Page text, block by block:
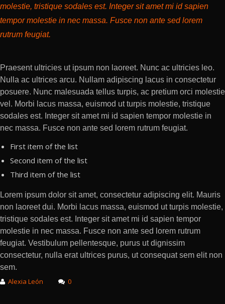
molestie, tristique sodales est. Integer sit amet mi id sapien
tempor molestie in nec massa. Fusce non ante sed lorem
rutrum feugiat.
Praesent ultricies ut ipsum non laoreet. Nunc ac ultricies leo.
Nulla ac ultrices arcu. Nullam adipiscing lacus in consectetur
posuere. Nunc malesuada tellus turpis, ac pretium orci molestie
vel. Morbi lacus massa, euismod ut turpis molestie, tristique
sodales est. Integer sit amet mi id sapien tempor molestie in
nec massa. Fusce non ante sed lorem rutrum feugiat.
First item of the list
Second item of the list
Third item of the list
Lorem ipsum dolor sit amet, consectetur adipiscing elit. Mauris
non laoreet dui. Morbi lacus massa, euismod ut turpis molestie,
tristique sodales est. Integer sit amet mi id sapien tempor
molestie in nec massa. Fusce non ante sed lorem rutrum
feugiat. Vestibulum pellentesque, purus ut dignissim
consectetur, nulla erat ultrices purus, ut consequat sem elit non
sem.
Alexia León 0